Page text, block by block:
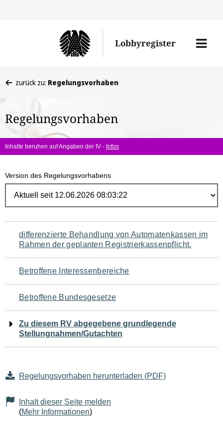
Lobbyregister
Menü
befinden
hier:
zurück zu: Regelungsvorhaben
Regelungsvorhaben
Inhalte beruhen auf Angaben der IV - Infos
Version des Regelungsvorhabens
Navigation
für
den
Seiteninhalt
differenzierte Behandlung von Automatenkassen im
Rahmen der geplanten Registrierkassenpflicht.
Betroffene Interessenbereiche
Betroffene Bundesgesetze
Zu diesem RV abgegebene grundlegende
Stellungnahmen/Gutachten
Regelungsvorhaben herunterladen (PDF)
Inhalt dieser Seite melden
(Mehr Informationen)